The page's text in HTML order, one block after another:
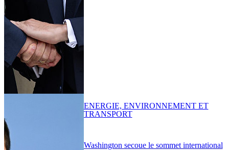
Washington secoue le sommet international
ENERGIE, ENVIRONNEMENT ET
TRANSPORT